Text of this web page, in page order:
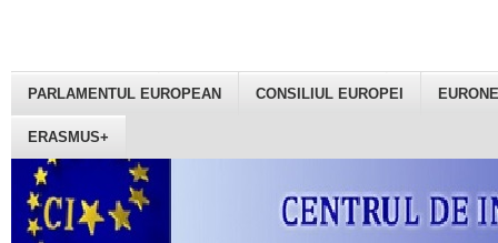
PARLAMENTUL EUROPEAN CONSILIUL EUROPEI
ERASMUS+